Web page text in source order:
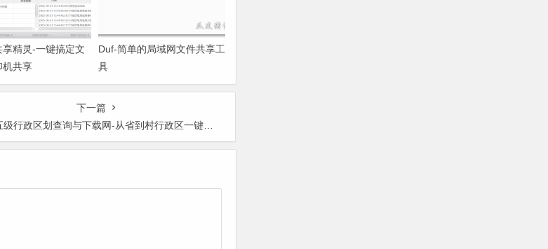
享精灵-一键搞定文
机共享
Duf-简单的局域网文件共享工
具
下一篇
行政区划查询与下载网-从省到村行政区一键查询下载